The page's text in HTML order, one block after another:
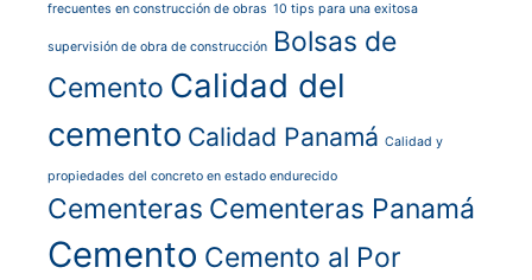
frecuentes en construcción de obras 10 tips para una exitosa
supervisión de obra de construcción Bolsas de
Cemento Calidad del
cemento Calidad Panamá Calidad y
propiedades del concreto en estado endurecido
Cementeras Cementeras Panamá
Cemento Cemento al Por